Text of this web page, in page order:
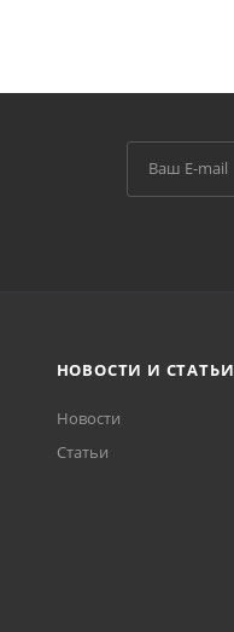
НОВОСТИ И СТАТЬИ
Новости
Статьи